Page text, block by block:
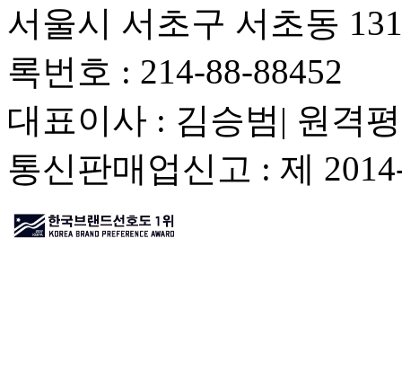
서울시 서초구 서초동
록번호 : 214-88-88452
대표이사 : 김승범| 원격
통신판매업신고 : 제